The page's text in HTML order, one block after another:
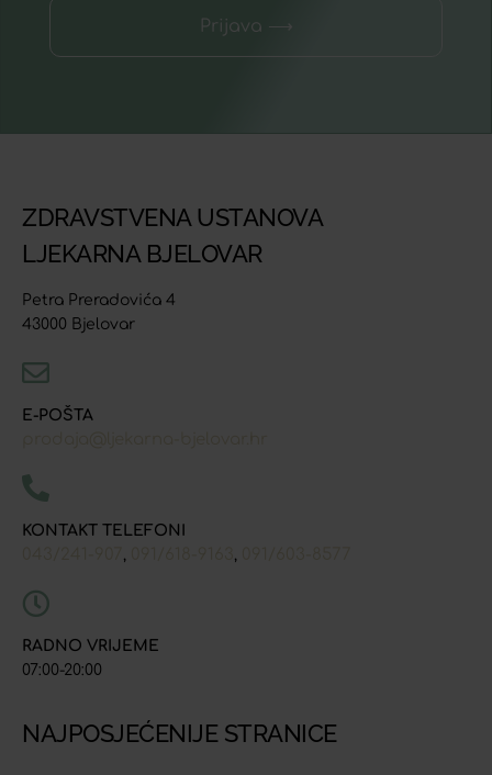
Prijava ⟶
ZDRAVSTVENA USTANOVA
LJEKARNA BJELOVAR
Petra Preradovića 4
43000 Bjelovar
E-POŠTA
KONTAKT TELEFONI
, ,
RADNO VRIJEME
07:00-20:00
NAJPOSJEĆENIJE STRANICE